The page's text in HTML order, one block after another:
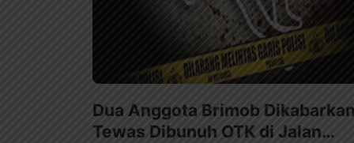
Dua Anggota Brimob
Tewas Dibunuh OTK di Jalan…